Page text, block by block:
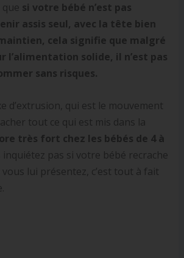
que si votre bébé n’est pas
assis seul, avec la tête bien
cela signifie que malgré
l’alimentation solide, il n’est pas
sans risques.
d’extrusion, qui est le mouvement
tout ce qui est mis dans la
très fort chez les bébés de 4 à
inquiétez pas si votre bébé recrache
lui présentez, c’est tout à fait